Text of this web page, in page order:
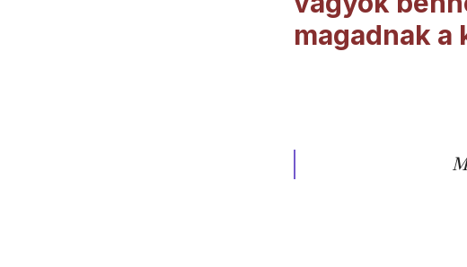
magadnak a